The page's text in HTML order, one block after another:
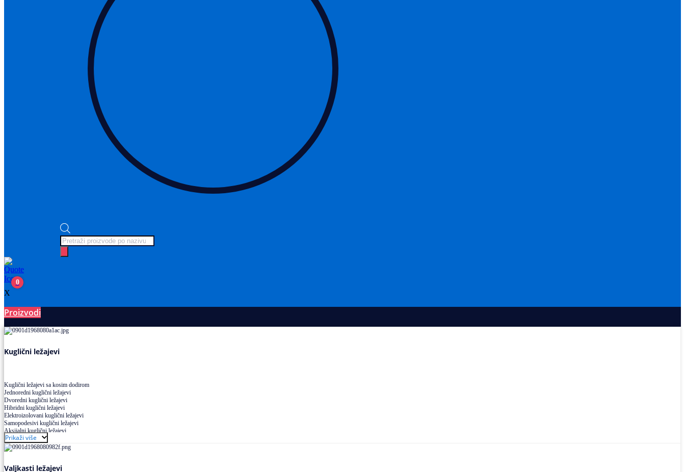
Products
search
0
X
Proizvodi
Kuglični ležajevi
Kuglični ležajevi sa kosim dodirom
Jednoredni kuglični ležajevi
Dvoredni kuglični ležajevi
Hibridni kuglični ležajevi
Elektroizolovani kuglični ležajevi
Samopodesivi kuglični ležajevi
Aksijalni kuglični ležajevi
Kuglični ležajevi od nerđajućeg čelika
Prikaži više
Valjkasti ležajevi